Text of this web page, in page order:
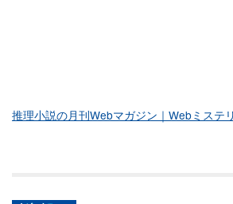
推理小説の月刊Webマガジン｜Webミステ